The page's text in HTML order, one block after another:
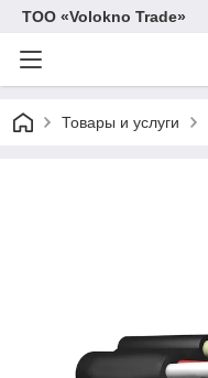
ТОО «Volokno Trade»
Товары и услуги